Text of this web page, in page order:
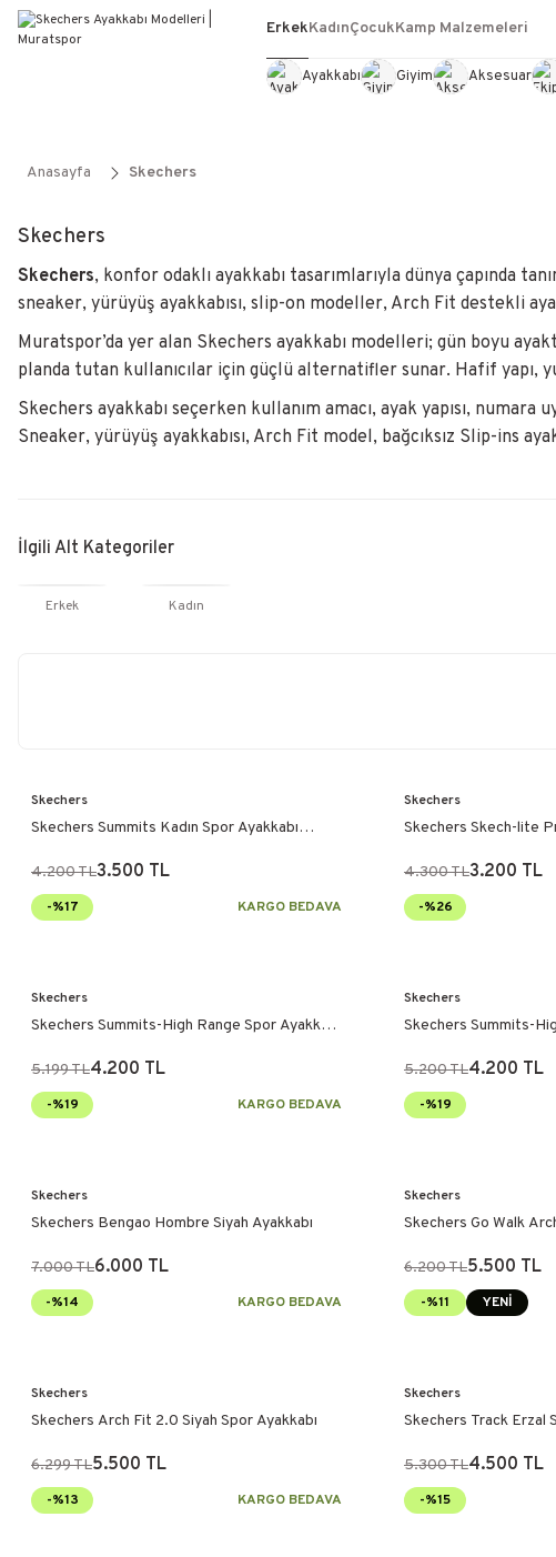
Erkek
Ayakkabı Giyim Aksesuar
KadınÇocukKamp Malzemeleri
Anasayfa Skechers
Skechers
Skechers, konfor odaklı ayakkabı tasarımlarıyla dünya çapında
sneaker, yürüyüş ayakkabısı, slip-on modeller, Arch Fit destekli
Muratspor’da yer alan Skechers ayakkabı modelleri; gün boyu
planda tutan kullanıcılar için güçlü alternatifler sunar. Hafif yapı,
Skechers ayakkabı seçerken kullanım amacı, ayak yapısı,
Sneaker, yürüyüş ayakkabısı, Arch Fit model, bağcıksız Slip-ins
İlgili Alt Kategoriler
Erkek Kadın
Skechers
Skechers Summits Kadın Spor Ayakkabı
4.200 TL3.500 TL
-%17 KARGO BEDAVA
Skechers
Skechers Skech-lite
4.300 TL3.200 TL
-%26
Skechers
Skechers Summits-High Range Spor Ayakkabı
5.199 TL4.200 TL
-%19 KARGO BEDAVA
Skechers
Skechers Summits-
5.200 TL4.200 TL
-%19
Skechers
Skechers Bengao Hombre Siyah Ayakkabı
7.000 TL6.000 TL
-%14 KARGO BEDAVA
Skechers
Skechers Go Walk
6.200 TL5.500 TL
-%11 YENİ
Skechers
Skechers Arch Fit 2.0 Siyah Spor Ayakkabı
6.299 TL5.500 TL
-%13 KARGO BEDAVA
Skechers
Skechers Track Erzal
5.300 TL4.500 TL
-%15